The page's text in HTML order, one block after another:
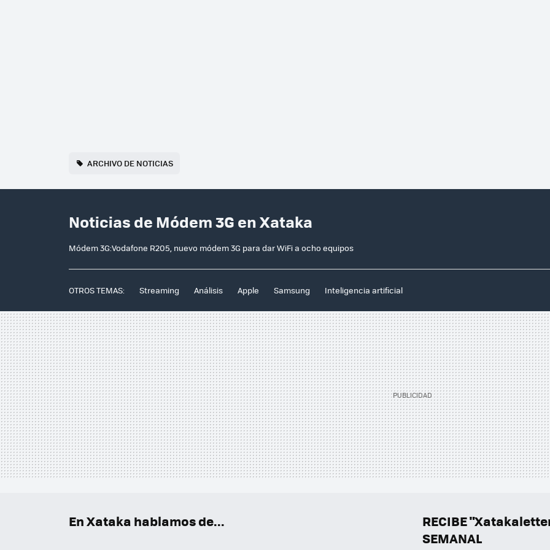
ARCHIVO DE NOTICIAS
Noticias de Módem 3G en Xataka
Módem 3G:Vodafone R205, nuevo módem 3G para dar WiFi a ocho equipos
OTROS TEMAS: Streaming Análisis Apple Samsung Inteligencia artificial
RECIBE
SEMANAL
En Xataka hablamos de...